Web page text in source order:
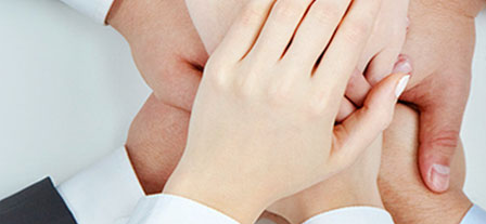
政策信息
活动公告
项目申报信息